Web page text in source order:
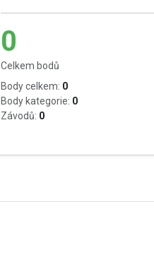
0
Celkem bodů
Body celkem: 0
Body kategorie: 0
Závodů: 0